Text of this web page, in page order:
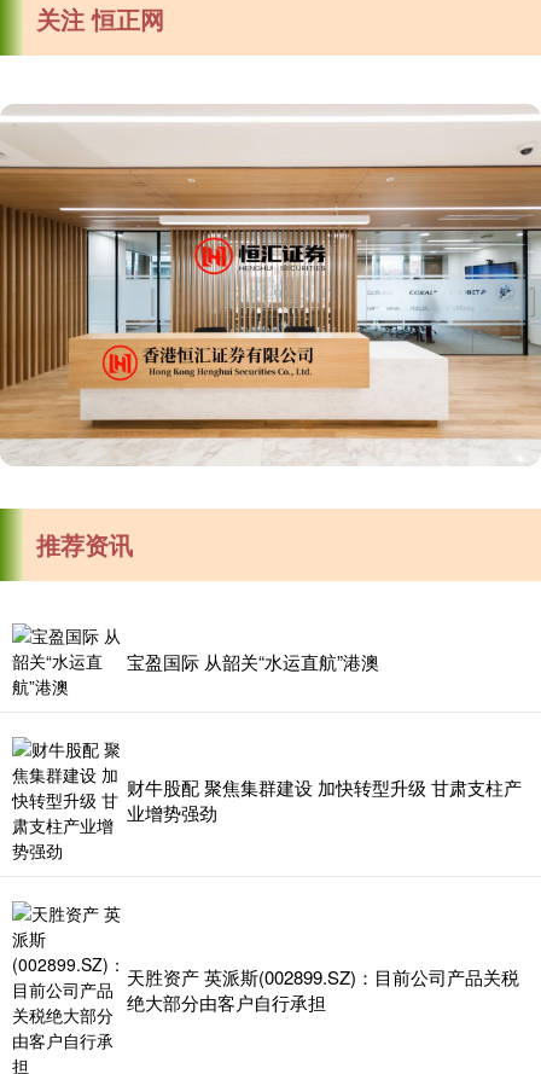
关注 恒正网
推荐资讯
宝盈国际 从韶关“水运直航”港澳
财牛股配 聚焦集群建设 加快转型升级 甘肃支柱产
业增势强劲
天胜资产 英派斯(002899.SZ)：目前公司产品关税
绝大部分由客户自行承担